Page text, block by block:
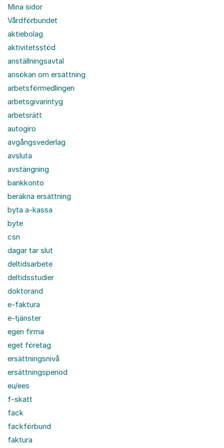
Mina sidor
Vårdförbundet
aktiebolag
aktivitetsstöd
anställningsavtal
ansökan om ersättning
arbetsförmedlingen
arbetsgivarintyg
arbetsrätt
autogiro
avgångsvederlag
avsluta
avstängning
bankkonto
beräkna ersättning
byta a-kassa
byte
csn
dagar tar slut
deltidsarbete
deltidsstudier
doktorand
e-faktura
e-tjänster
egen firma
eget företag
ersättningsnivå
ersättningsperiod
eu/ees
f-skatt
fack
fackförbund
faktura